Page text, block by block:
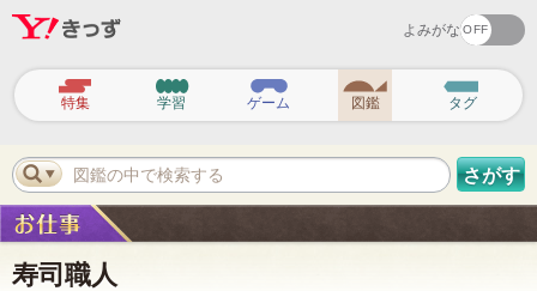
よみがな
ビ
ゲ
ー
シ
ョ
ン
特集 学習 ゲーム 図鑑 タグ
図鑑の中で検索する さがす
寿司職人